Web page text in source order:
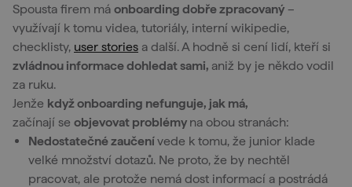
Spousta firem má onboarding dobře zpracovaný –
využívají k tomu videa, tutoriály, interní wikipedie,
checklisty, user stories a další. A hodně si cení lidí, kteří si
zvládnou informace dohledat sami, aniž by je někdo vodil
za ruku.
Jenže když onboarding nefunguje, jak má,
začínají se objevovat problémy na obou stranách:
Nedostatečné zaučenívede k tomu, že junior klade
velké množství dotazů. Ne proto, že by nechtěl
pracovat, ale protože nemá dost informací a postrádá